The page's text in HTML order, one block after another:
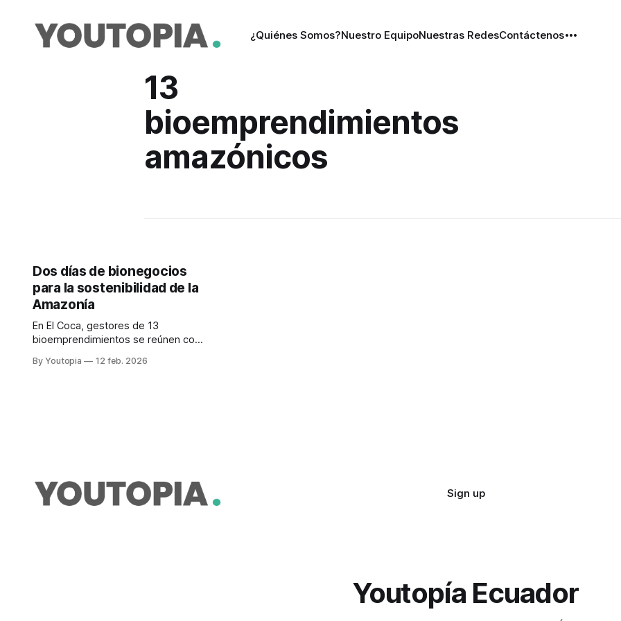
¿Quiénes Somos?Nuestro EquipoNuestras RedesContáctenos
13
bioemprendimientos
amazónicos
Dos días de bionegocios
para la sostenibilidad de la
Amazonía
En El Coca, gestores de 13
bioemprendimientos se reúnen con
del Ecuador, en busca de mercados
By Youtopia 12 feb. 2026
Sign up
Youtopía Ecuador